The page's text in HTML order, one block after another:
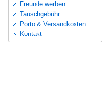
Freunde werben
Tauschgebühr
Porto & Versandkosten
Kontakt